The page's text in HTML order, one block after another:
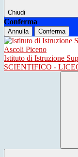
Chiudi
Conferma
Annulla Conferma
Istituto di Istruzione
SCIENTIFICO -